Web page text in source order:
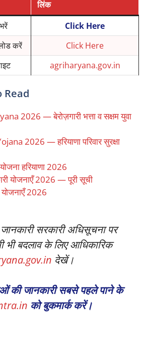
लिंक
Click Here
करें
Click Here
agriharyana.gov.in
Read
2026 — बेरोज़गारी भत्ता व सक्षम युवा
2026 — हरियाणा परिवार सुरक्षा
हरियाणा 2026
योजनाएँ 2026 — पूरी सूची
योजनाएँ 2026
सरकारी अधिसूचना पर
भी बदलाव के लिए आधिकारिक
देखें।
की जानकारी सबसे पहले पाने के
को बुकमार्क करें।